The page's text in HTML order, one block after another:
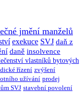
jmění manželů
exekuce SVJ daň z
daně insolvence
vlastníků bytových
řízení zvýšení
užívání prodej
SVJ stavební povolení